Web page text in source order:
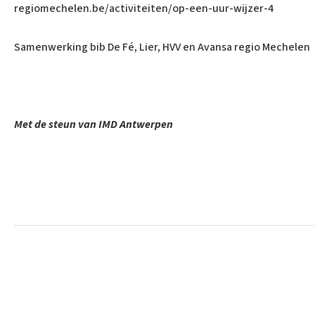
regiomechelen.be/activiteiten/op-een-uur-wijzer-4
Samenwerking bib De Fé, Lier, HVV en Avansa regio Mechelen
Met de steun van IMD Antwerpen